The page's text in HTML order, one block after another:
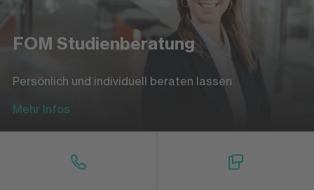
FOM Studienberatung
Persönlich und individuell beraten lassen
Mehr Infos